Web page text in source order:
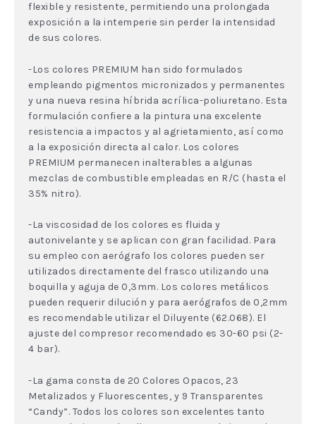
flexible y resistente, permitiendo una prolongada
exposición a la intemperie sin perder la intensidad
de sus colores.
-Los colores PREMIUM han sido formulados
empleando pigmentos micronizados y permanentes
y una nueva resina híbrida acrílica-poliuretano. Esta
formulación confiere a la pintura una excelente
resistencia a impactos y al agrietamiento, así como
a la exposición directa al calor. Los colores
PREMIUM permanecen inalterables a algunas
mezclas de combustible empleadas en R/C (hasta el
35% nitro).
-La viscosidad de los colores es fluida y
autonivelante y se aplican con gran facilidad. Para
su empleo con aerógrafo los colores pueden ser
utilizados directamente del frasco utilizando una
boquilla y aguja de 0,3mm. Los colores metálicos
pueden requerir dilución y para aerógrafos de 0,2mm
es recomendable utilizar el Diluyente (62.068). El
ajuste del compresor recomendado es 30-60 psi (2-
4 bar).
-La gama consta de 20 Colores Opacos, 23
Metalizados y Fluorescentes, y 9 Transparentes
“Candy”. Todos los colores son excelentes tanto